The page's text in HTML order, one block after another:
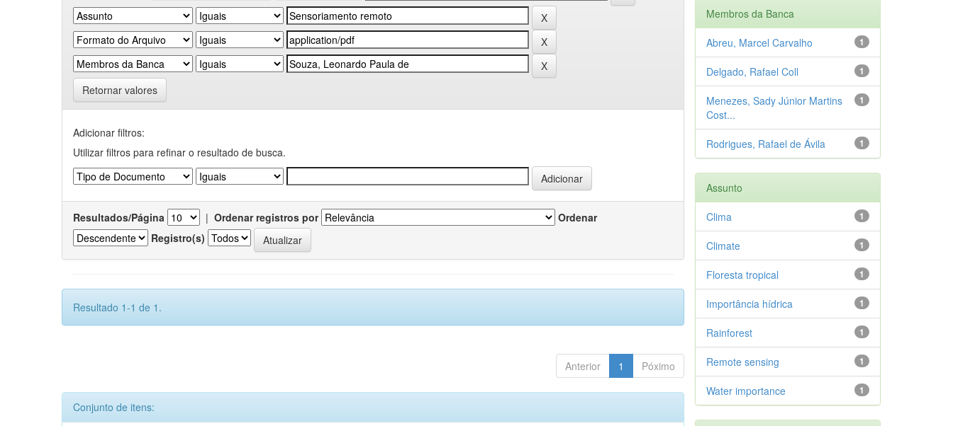
Retornar valores
Adicionar filtros:
Utilizar filtros para refinar o resultado de busca.
Resultados/Página | Ordenar registros por
Ordenar
Registro(s)
Resultado 1-1 de 1.
Anterior 1 Póximo
Conjunto de itens:
Membros da Banca
1
Abreu, Marcel Carvalho
1
Delgado, Rafael Coll
1
Menezes, Sady Júnior Martins
Cost...
1
Rodrigues, Rafael de Ávila
Assunto
1
Clima
1
Climate
1
Floresta tropical
1
Importância hídrica
1
Rainforest
1
Remote sensing
1
Water importance